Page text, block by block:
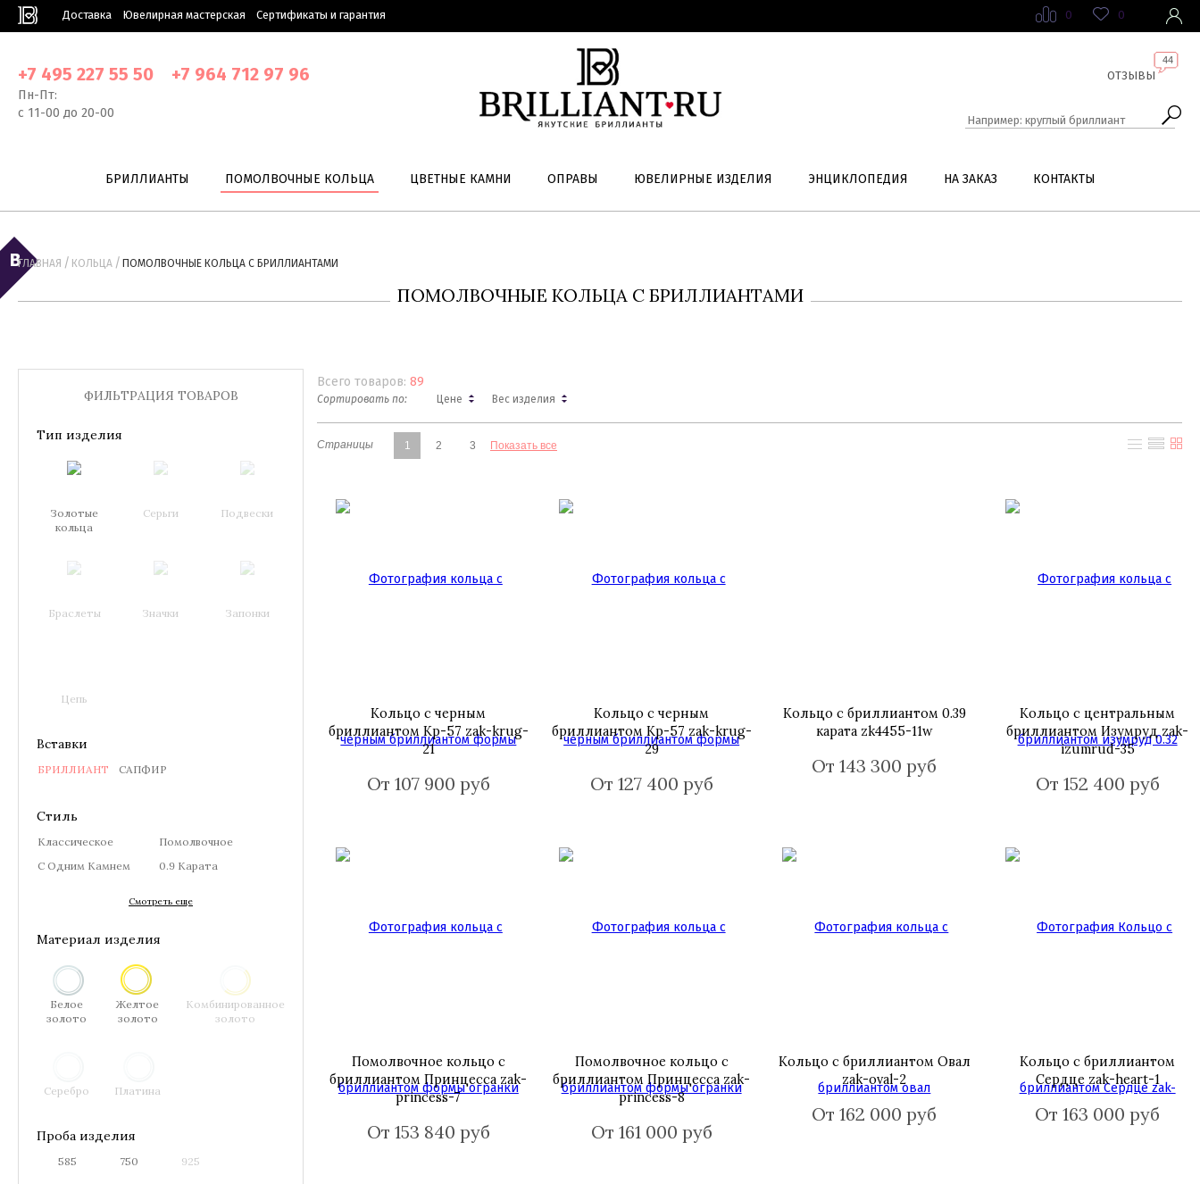
Доставка Ювелирная мастерская Сертификаты и гарантия 0 0
+7 495 227 55 50 +7 964 712 97 96
Пн-Пт:
с 11-00 до 20-00
ОТЗЫВЫ
44
БРИЛЛИАНТЫ ПОМОЛВОЧНЫЕ КОЛЬЦА ЦВЕТНЫЕ КАМНИ ОПРАВЫ ЮВЕЛИРНЫЕ ИЗДЕЛИЯ ЭНЦИКЛОПЕДИЯ НА ЗАКАЗ КОНТАКТЫ
ГЛАВНАЯ / КОЛЬЦА / ПОМОЛВОЧНЫЕ КОЛЬЦА С БРИЛЛИАНТАМИ
ПОМОЛВОЧНЫЕ КОЛЬЦА С БРИЛЛИАНТАМИ
ФИЛЬТРАЦИЯ ТОВАРОВ
Тип изделия
Золотые
кольца
Серьги Подвески
Браслеты Значки Запонки
Цепь
Вставки
БРИЛЛИАНТ САПФИР
Стиль
Классическое
Помолвочное
С Одним Камнем
0.9 Карата
Смотреть еще
Материал изделия
Белое
золото
Желтое
золото
Комбинированное
золото
Серебро Платина
Проба изделия
585 750 925
Всего товаров: 89
Сортировать по: Цене Вес изделия
Страницы 1 2 3 Показать все
Кольцо с черным
бриллиантом Кр-57 zak-krug-
21
От 107 900 руб
Кольцо с черным
бриллиантом Кр-57 zak-krug-
29
От 127 400 руб
Кольцо с бриллиантом 0.39
карата zk4455-11w
От 143 300 руб
Кольцо с центральным
бриллиантом Изумруд zak-
izumrud-35
От 152 400 руб
Помолвочное кольцо с
бриллиантом Принцесса zak-
princess-7
От 153 840 руб
Помолвочное кольцо с
бриллиантом Принцесса zak-
princess-8
От 161 000 руб
Кольцо с бриллиантом Овал
zak-oval-2
От 162 000 руб
Кольцо с бриллиантом
Сердце zak-heart-1
От 163 000 руб